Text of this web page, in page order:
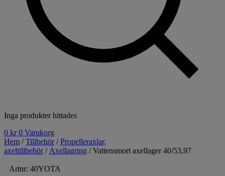
Inga produkter hittades
0 kr 0 Varukorg
Hem /Tillbehör /Propelleraxlar,
axeltillbehör / Axellagring / Vattensmort axellager 40/53,97
Artnr: 40YOTA